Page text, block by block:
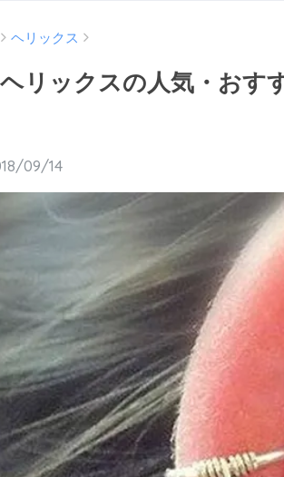
ヘリックス
リックスの人気・おす
09/14